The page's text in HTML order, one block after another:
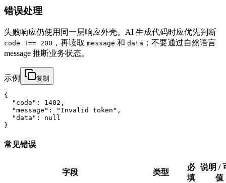
错误处理
失败响应仍使用同一层响应外壳。AI 生成代码时应优先判断
code !== 200 ，再读取 message 和 data ；不要通过自然语言
message 推断业务状态。
示例 复制
{
  "code": 1402,
  "message": "Invalid token",
  "data": null
}
常见错误
字段 类型
必
填
说明 /
值